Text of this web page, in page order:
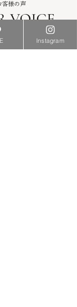
VOICE
客様の声
Instagram